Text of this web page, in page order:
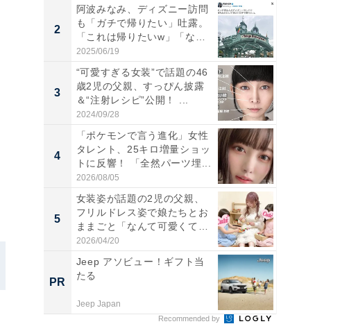
2
阿波みなみ、ディズニー訪問
も「ガチで帰りたい」吐露。
「これは帰りたいw」「なん
ち...
2025/06/19
3
“可愛すぎる女装”で話題の46
歳2児の父親、すっぴん披露
＆“注射レシピ”公開！ ...
2024/09/28
4
「ポケモンで言う進化」女性
タレント、25キロ増量ショッ
トに反響！ 「全然パーツ埋...
2026/08/05
5
女装姿が話題の2児の父親、
フリルドレス姿で娘たちとお
ままごと「なんて可愛くて平
和...
2026/04/20
PR
Jeep アソビュー！ギフト当
たる
Jeep Japan
Recommended by